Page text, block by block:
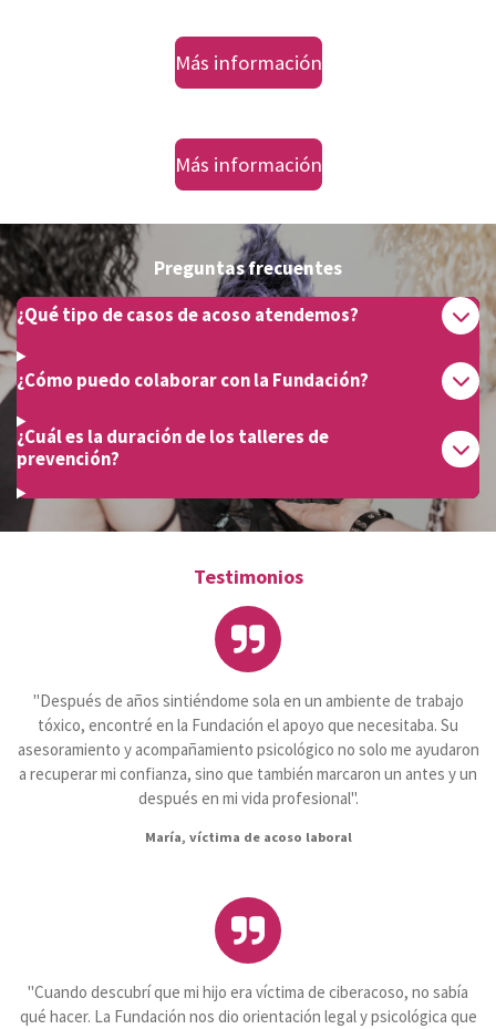
Más información
Más información
Preguntas frecuentes
¿Qué tipo de casos de acoso atendemos?
¿Cómo puedo colaborar con la Fundación?
¿Cuál es la duración de los talleres de
prevención?
Testimonios
"Después de años sintiéndome sola en un ambiente de trabajo
tóxico, encontré en la Fundación el apoyo que necesitaba. Su
asesoramiento y acompañamiento psicológico no solo me ayudaron
a recuperar mi confianza, sino que también marcaron un antes y un
después en mi vida profesional".
María, víctima de acoso laboral
"Cuando descubrí que mi hijo era víctima de ciberacoso, no sabía
qué hacer. La Fundación nos dio orientación legal y psicológica que